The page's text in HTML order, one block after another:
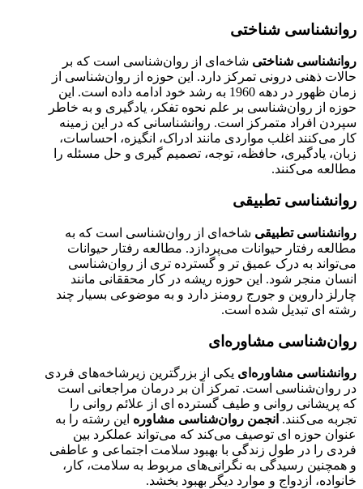
روانشناسی شناختی
روانشناسی شناختی شاخه‌ای از روان‌شناسی است که بر
حالات ذهنی درونی تمرکز دارد. این حوزه از روان‌شناسی از
زمان ظهور در دهه 1960 به رشد خود ادامه داده است. این
حوزه از روان‌شناسی بر علم نحوه تفکر، یادگیری و به خاطر
سپردن افراد متمرکز است. روانشناسانی که در این زمینه
کار می‌کنند اغلب مواردی مانند ادراک، انگیزه، احساسات،
زبان، یادگیری، حافظه، توجه، تصمیم گیری و حل مسئله را
مطالعه می‌کنند.
روانشناسی تطبیقی
روانشناسی تطبیقی شاخه‌ای از روان‌شناسی است که به
مطالعه رفتار حیوانات می‌پردازد. مطالعه رفتار حیوانات
می‌تواند به درک عمیق تر و گسترده تری از روان‌شناسی
انسان منجر شود. این حوزه ریشه در کار محققانی مانند
چارلز داروین و جورج رومنز دارد و به موضوعی بسیار چند
رشته ای تبدیل شده است.
روان‌شناسی مشاوره‌‌ای
روانشناسی مشاوره‌ای یکی از بزرگترین زیرشاخه‌های فردی
در روان‌شناسی است. تمرکز آن بر درمان مراجعانی است
که پریشانی روانی و طیف گسترده ای از علائم روانی را
تجربه می‌کنند. انجمن روان‌شناسی مشاوره این رشته را به
عنوان حوزه ای توصیف می‌کند که می‌تواند عملکرد بین
فردی را در طول زندگی با بهبود سلامت اجتماعی و عاطفی
و همچنین رسیدگی به نگرانی‌های مربوط به سلامت، کار،
خانواده، ازدواج و موارد دیگر بهبود بخشد.